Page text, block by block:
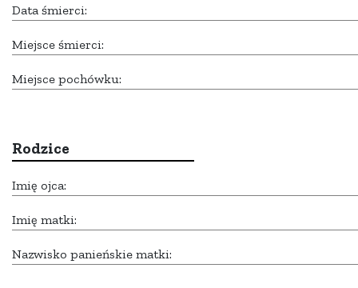
Data śmierci:
Miejsce śmierci:
Miejsce pochówku:
Rodzice
Imię ojca:
Imię matki:
Nazwisko panieńskie matki: